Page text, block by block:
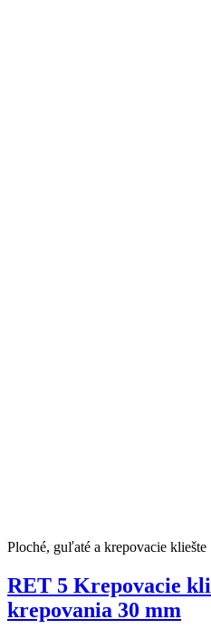
Ploché, guľaté a krepovacie kliešte
RET 5 Krepovacie
krepovania 30 mm